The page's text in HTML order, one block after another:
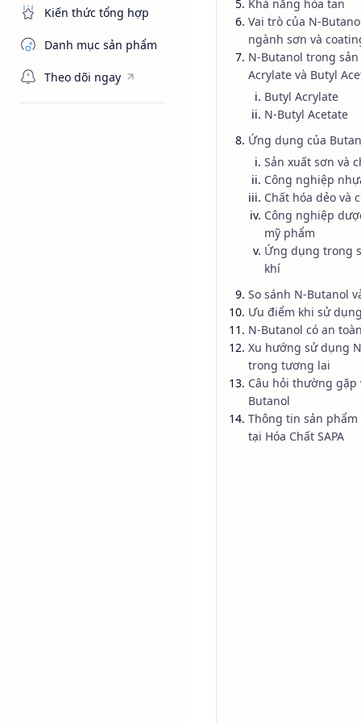
Kiến thức tổng hợp
Danh mục sản phẩm
Theo dõi ngay
Trang chủ Alcohols
Butanol,
N-Butanol là dung
ứng dụng và vai trò
Trong ngành hóa
Acetone hay
N-Butanol (Normal
Từ sơn phủ công
gian, N-Butanol
tan, cải thiện quá
Đây cũng là một
Khả năng hòa tan
Vai trò của N-
ngành sơn và
N-Butanol trong
Acrylate và Butyl
Butyl Acrylate
N-Butyl Acetate
Ứng dụng của
Sản xuất sơn và
Công nghiệp
Chất hóa dẻo và
Công nghiệp
mỹ phẩm
Ứng dụng trong
khí
So sánh N-Butanol
Ưu điểm khi sử
N-Butanol có an
Xu hướng sử dụng
trong tương lai
Câu hỏi thường gặp
Butanol
Thông tin sản phẩm
tại Hóa Chất SAPA